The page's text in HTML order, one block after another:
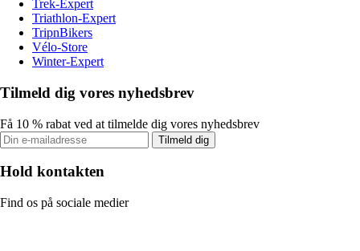
Trek-Expert
Triathlon-Expert
TripnBikers
Vélo-Store
Winter-Expert
Tilmeld dig vores nyhedsbrev
Få 10 % rabat ved at tilmelde dig vores nyhedsbrev
Tilmeld dig
Hold kontakten
Find os på sociale medier